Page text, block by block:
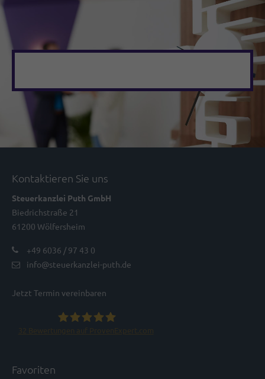
Kontaktieren Sie uns
Steuerkanzlei Puth GmbH
Biedrichstraße 21
61200 Wölfersheim
+49 6036 / 97 43 0
info@steuerkanzlei-puth.de
Jetzt Termin vereinbaren
Favoriten